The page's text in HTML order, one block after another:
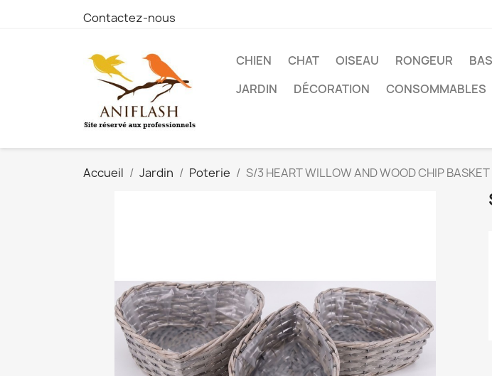
Contactez-nous
CHIEN CHAT OISEAU RONGEUR
JARDIN
DÉCORATION CONSOMMABLES
Accueil Jardin Poterie S/3 HEART WILLOW AND WOOD CHIP BASKET